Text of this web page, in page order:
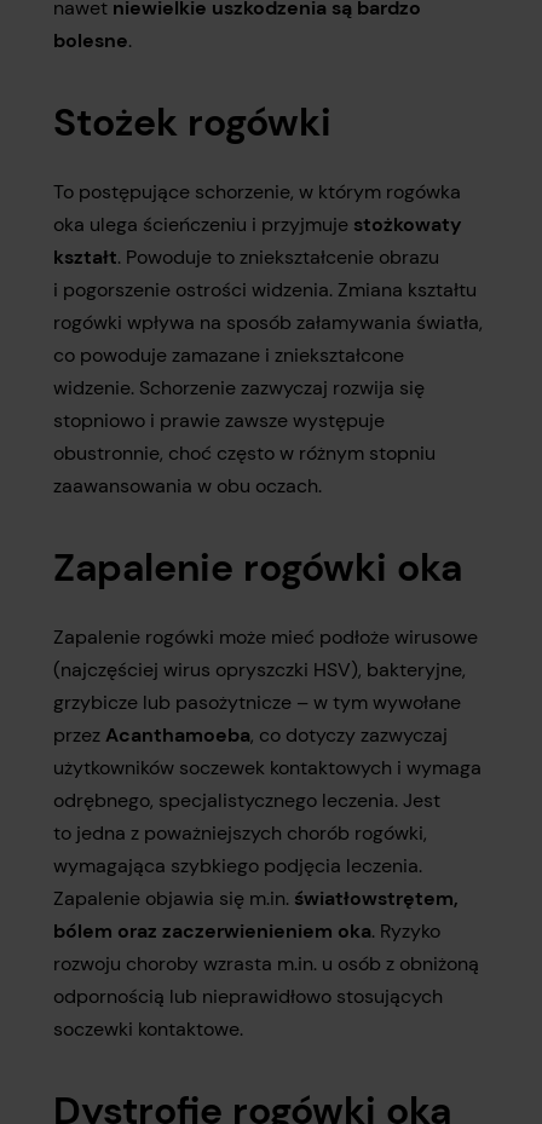
nawet niewielkie uszkodzenia są bardzo
bolesne.
Stożek rogówki
To postępujące schorzenie, w którym rogówka
oka ulega ścieńczeniu i przyjmuje stożkowaty
kształt. Powoduje to zniekształcenie obrazu
i pogorszenie ostrości widzenia. Zmiana kształtu
rogówki wpływa na sposób załamywania światła,
co powoduje zamazane i zniekształcone
widzenie. Schorzenie zazwyczaj rozwija się
stopniowo i prawie zawsze występuje
obustronnie, choć często w różnym stopniu
zaawansowania w obu oczach.
Zapalenie rogówki oka
Zapalenie rogówki może mieć podłoże wirusowe
(najczęściej wirus opryszczki HSV), bakteryjne,
grzybicze lub pasożytnicze – w tym wywołane
przezAcanthamoeba, co dotyczy zazwyczaj
użytkowników soczewek kontaktowych i wymaga
odrębnego, specjalistycznego leczenia. Jest
to jedna z poważniejszych chorób rogówki,
wymagająca szybkiego podjęcia leczenia.
Zapalenie objawia się m.in. światłowstrętem,
bólem oraz zaczerwienieniem oka. Ryzyko
rozwoju choroby wzrasta m.in. u osób z obniżoną
odpornością lub nieprawidłowo stosujących
soczewki kontaktowe.
Dystrofie rogówki oka